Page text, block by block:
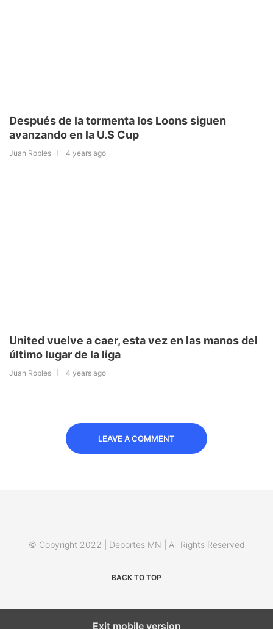
Después de la tormenta los Loons siguen
avanzando en la U.S Cup
Juan Robles 4 years ago
United vuelve a caer, esta vez en las manos del
último lugar de la liga
Juan Robles 4 years ago
LEAVE A COMMENT
© Copyright 2022 | Deportes MN | All Rights Reserved
BACK TO TOP
Exit mobile version